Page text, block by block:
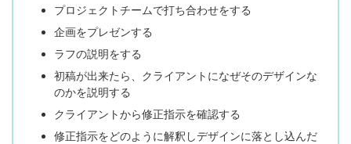
プロジェクトチームで打ち合わせをする
企画をプレゼンする
ラフの説明をする
初稿が出来たら、クライアントになぜそのデザインな
のかを説明する
クライアントから修正指示を確認する
修正指示をどのように解釈しデザインに落とし込んだ